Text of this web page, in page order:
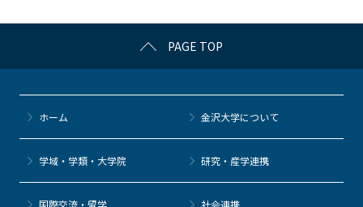
k
PAGE TOP
ホーム 金沢大学について
学域・学類・大学院 研究・産学連携
国際交流・留学 社会連携